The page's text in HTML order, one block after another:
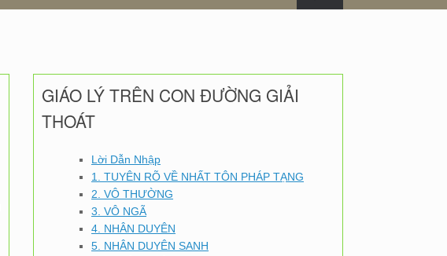
GIÁO LÝ TRÊN CON ĐƯỜNG GIẢI
THOÁT
Lời Dẫn Nhập
1. TUYÊN RÕ VỀ NHẤT TÔN PHÁP TẠNG
2. VÔ THƯỜNG
3. VÔ NGÃ
4. NHÂN DUYÊN
5. NHÂN DUYÊN SANH